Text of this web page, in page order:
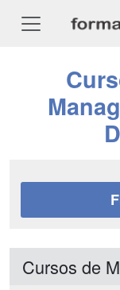
Cursos de